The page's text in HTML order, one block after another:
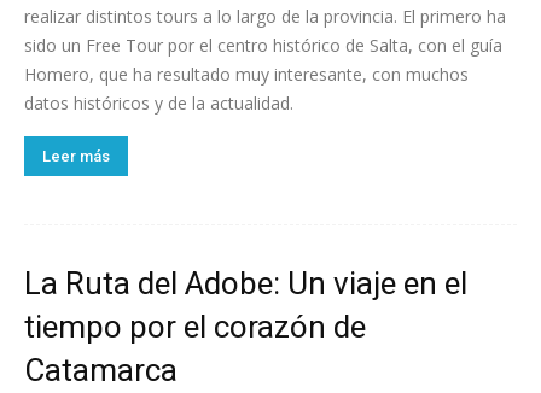
realizar distintos tours a lo largo de la provincia. El primero ha
sido un Free Tour por el centro histórico de Salta, con el guía
Homero, que ha resultado muy interesante, con muchos
datos históricos y de la actualidad.
Leer más
La Ruta del Adobe: Un viaje en el
tiempo por el corazón de
Catamarca